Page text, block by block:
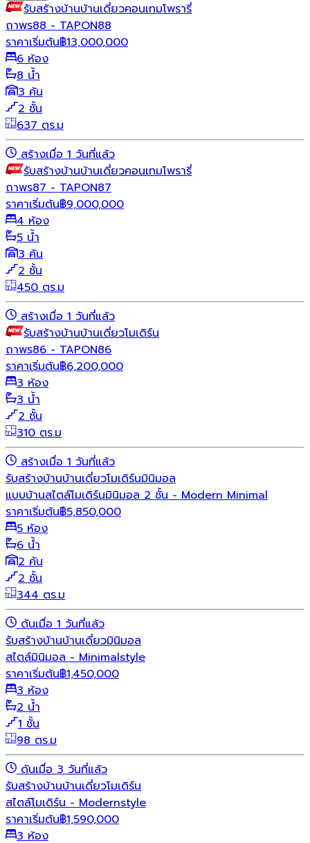
รับสร้างบ้านบ้านเดี่ยวคอนเทมโพรารี่
ถาพร88 - TAPON88
ราคาเริ่มต้น฿13,000,000
6 ห้อง
8 น้ำ
3 คัน
2 ชั้น
637 ตร.ม
สร้างเมื่อ 1 วันที่แล้ว
รับสร้างบ้านบ้านเดี่ยวคอนเทมโพรารี่
ถาพร87 - TAPON87
ราคาเริ่มต้น฿9,000,000
4 ห้อง
5 น้ำ
3 คัน
2 ชั้น
450 ตร.ม
สร้างเมื่อ 1 วันที่แล้ว
รับสร้างบ้านบ้านเดี่ยวโมเดิร์น
ถาพร86 - TAPON86
ราคาเริ่มต้น฿6,200,000
3 ห้อง
3 น้ำ
2 ชั้น
310 ตร.ม
สร้างเมื่อ 1 วันที่แล้ว
รับสร้างบ้านบ้านเดี่ยวโมเดิร์นมินิมอล
แบบบ้านสไตล์โมเดิร์นมินิมอล 2 ชั้น - Modern Minimal
ราคาเริ่มต้น฿5,850,000
5 ห้อง
6 น้ำ
2 คัน
2 ชั้น
344 ตร.ม
ดันเมื่อ 1 วันที่แล้ว
รับสร้างบ้านบ้านเดี่ยวมินิมอล
สไตล์มินิมอล - Minimalstyle
ราคาเริ่มต้น฿1,450,000
3 ห้อง
2 น้ำ
1 ชั้น
98 ตร.ม
ดันเมื่อ 3 วันที่แล้ว
รับสร้างบ้านบ้านเดี่ยวโมเดิร์น
สไตล์โมเดิร์น - Modernstyle
ราคาเริ่มต้น฿1,590,000
3 ห้อง